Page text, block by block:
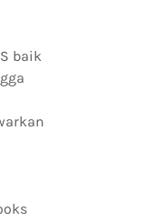
baik